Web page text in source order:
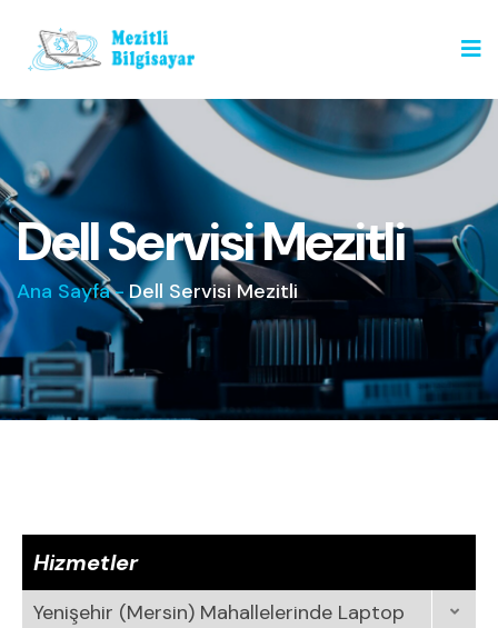
Dell Servisi Mezitli
Ana Sayfa- Dell Servisi Mezitli
Hizmetler
Yenişehir (Mersin) Mahallelerinde Laptop